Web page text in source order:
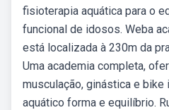
fisioterapia aquática para o
funcional de idosos. Weba
está localizada à 230m da
Uma academia completa,
musculação, ginástica e bike
aquático forma e equilíbrio.